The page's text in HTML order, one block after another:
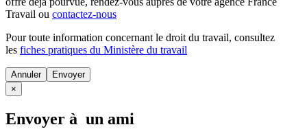
Travail ou contactez-nous
Pour toute information concernant le droit du travail, consultez
les fiches pratiques du Ministère du travail
Annuler
×
Envoyer à un ami